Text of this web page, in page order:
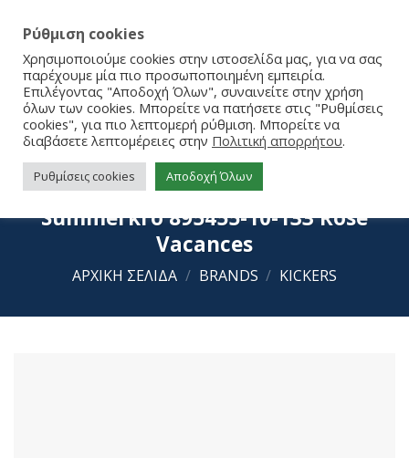
kickers Σανδάλια Σκαφάκια
Summerkro 895455-10-133 Rose
Vacances
ΑΡΧΙΚΉ ΣΕΛΊΔΑ / BRANDS / KICKERS
Ρύθμιση cookies
Χρησιμοποιούμε cookies στην ιστοσελίδα μας, για να σας
παρέχουμε μία πιο προσωποποιημένη εμπειρία.
Επιλέγοντας "Αποδοχή Όλων", συναινείτε στην χρήση
όλων των cookies. Μπορείτε να πατήσετε στις "Ρυθμίσεις
cookies", για πιο λεπτομερή ρύθμιση. Μπορείτε να
διαβάσετε λεπτομέρειες στην Πολιτική απορρήτου.
Ρυθμίσεις cookies Αποδοχή Όλων